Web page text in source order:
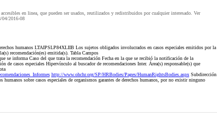
en linea, que pueden ser usados, reutilizados y redistribuidos por cualquier interesado. Ver
2016-08
humanos LTAIPSLP84XLIIB Los sujetos obligados involucrados en casos especiales emitidos por la
recomendación(es) emitida(s). Tabla Campos
se informa Caso del que trata la recomendación Fecha en la que se recibió la notificación de la
casos especiales Hipervínculo al buscador de recomendaciones Inter. Área(s) responsable(s) que
http://www.ohchr.org/SP/HRBodies/Pages/HumanRightsBodies.aspxSubdirección
sobre casos especiales de organismos garantes de derechos humanos, por no existir ninguno